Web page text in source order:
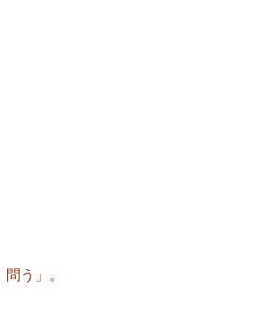
う」。